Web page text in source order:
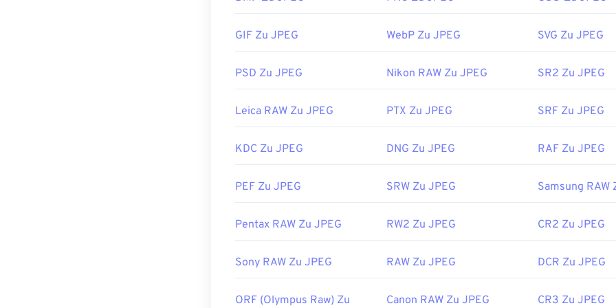
einfacher Doppelklick auf die JPEG-Datei öffnet sie in der Regel in Ihrem
Datei auszuwählen, klicken Sie mit der rechten Maustaste und wählen Sie
Microsoft Photosund Mac OS-Anwendungen wie Apple Previewautomatisch
Nützliche Links:
https://www.lifewire.com/jpg-jpeg-file-4139913
GIF Zu JPEG WebP Zu JPEG SVG Zu JPEG
PSD Zu JPEG Nikon RAW Zu JPEG SR2 Zu JPEG
Leica RAW Zu JPEG PTX Zu JPEG SRF Zu JPEG
KDC Zu JPEG DNG Zu JPEG RAF Zu JPEG
PEF Zu JPEG SRW Zu JPEG Samsung RAW
Pentax RAW Zu JPEG RW2 Zu JPEG CR2 Zu JPEG
Sony RAW Zu JPEG RAW Zu JPEG DCR Zu JPEG
ORF (Olympus Raw) Zu Canon RAW Zu JPEG CR3 Zu JPEG